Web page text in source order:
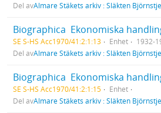
Del avAlmare Stäkets arkiv : Släkten
Biographica  Ekonomiska
SE S-HS Acc1970/41:2:1:13 Enhet
1932-
Del avAlmare Stäkets arkiv : Släkten
Biographica  Ekonomiska
SE S-HS Acc1970/41:2:1:15
Enhet
Del avAlmare Stäkets arkiv : Släkten